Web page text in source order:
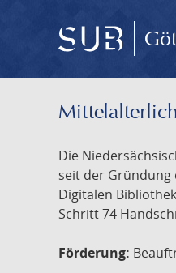
Die
seit der Gründung
Digitalen
Schritt 74
Förderung: